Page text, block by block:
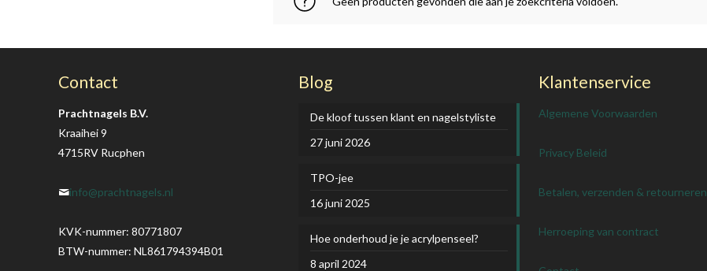
Contact
Prachtnagels B.V.
Kraaihei 9
4715RV Rucphen
info@prachtnagels.nl
KVK-nummer: 80771807
BTW-nummer: NL861794394B01
Blog
De kloof tussen klant en nagelstyliste
27 juni 2026
TPO-jee
16 juni 2025
Hoe onderhoud je je acrylpenseel?
8 april 2024
Klantenservice
Algemene Voorwaarden
Privacy Beleid
Betalen, verzenden & retourneren
Herroeping van contract